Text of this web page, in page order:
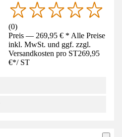
(0)
Preis — 269,95 € * Alle Preise
inkl. MwSt. und ggf. zzgl.
Versandkosten pro ST269,95
€*/ ST